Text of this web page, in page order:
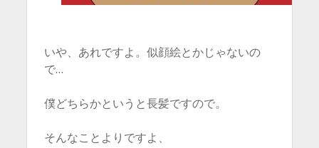
いや、あれですよ。似顔絵とかじゃないの
で…
僕どちらかというと長髪ですので。
そんなことよりですよ、